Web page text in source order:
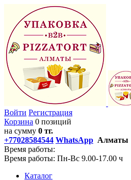
Войти Регистрация
Корзина 0 позиций
на сумму 0 тг.
+77028584544 WhatsApp Алматы
Время работы:
Время работы: Пн-Вс 9.00-17.00 ч
Каталог